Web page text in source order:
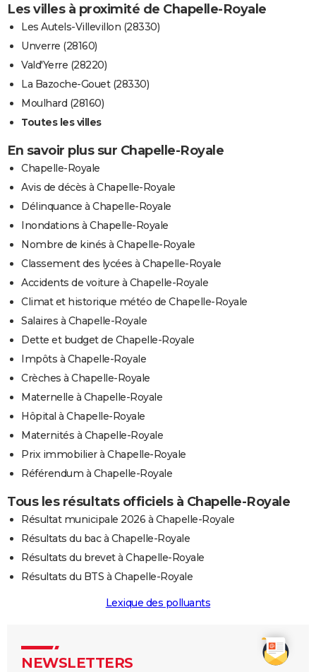
Les villes à proximité de Chapelle-Royale
Les Autels-Villevillon (28330)
Unverre (28160)
Vald'Yerre (28220)
La Bazoche-Gouet (28330)
Moulhard (28160)
Toutes les villes
En savoir plus sur Chapelle-Royale
Chapelle-Royale
Avis de décès à Chapelle-Royale
Délinquance à Chapelle-Royale
Inondations à Chapelle-Royale
Nombre de kinés à Chapelle-Royale
Classement des lycées à Chapelle-Royale
Accidents de voiture à Chapelle-Royale
Climat et historique météo de Chapelle-Royale
Salaires à Chapelle-Royale
Dette et budget de Chapelle-Royale
Impôts à Chapelle-Royale
Crèches à Chapelle-Royale
Maternelle à Chapelle-Royale
Hôpital à Chapelle-Royale
Maternités à Chapelle-Royale
Prix immobilier à Chapelle-Royale
Référendum à Chapelle-Royale
Tous les résultats officiels à Chapelle-Royale
Résultat municipale 2026 à Chapelle-Royale
Résultats du bac à Chapelle-Royale
Résultats du brevet à Chapelle-Royale
Résultats du BTS à Chapelle-Royale
Lexique des polluants
NEWSLETTERS